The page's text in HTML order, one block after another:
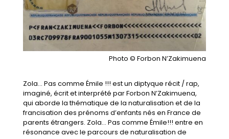
Photo © Forbon N’Zakimuena
Zola… Pas comme Émile !!! est un diptyque récit / rap,
imaginé, écrit et interprété par Forbon N’Zakimuena,
qui aborde la thématique de la naturalisation et de la
francisation des prénoms d’enfants nés en France de
parents étrangers. Zola… Pas comme Émile!!! entre en
résonance avec le parcours de naturalisation de